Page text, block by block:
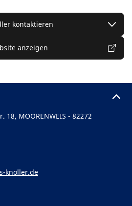
kontaktieren
anzeigen
18, MOORENWEIS - 82272
knoller.de